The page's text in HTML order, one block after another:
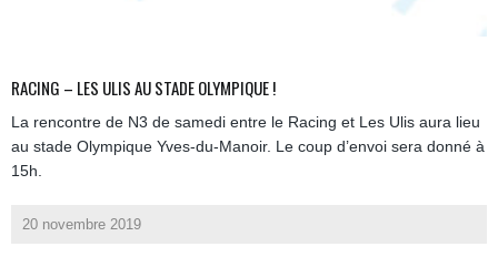
RACING – LES ULIS AU STADE OLYMPIQUE !
La rencontre de N3 de samedi entre le Racing et Les Ulis aura lieu
au stade Olympique Yves-du-Manoir. Le coup d’envoi sera donné à
15h.
20 novembre 2019